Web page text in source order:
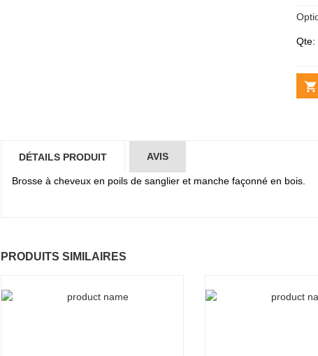
Qte:
DÉTAILS PRODUIT AVIS
Brosse à cheveux en poils de sanglier et manche façonné en bois.
PRODUITS SIMILAIRES